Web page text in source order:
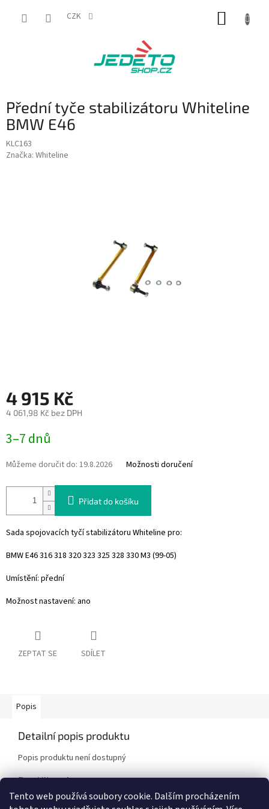
Tento web používá soubory cookie. Dalším procházením
CZK
Přední tyče stabilizátoru Whiteline
BMW E46
KLC163
Značka: Whiteline
4 915 Kč
4 061,98 Kč bez DPH
cena:
3–7 dnů
Můžeme doručit do: 19.8.2026 Možnosti doručení
Přidat do košíku
Sada spojovacích tyčí stabilizátoru Whiteline pro:
BMW E46 316 318 320 323 325 328 330 M3 (99-05)
Umístění: přední
Možnost nastavení: ano
ZEPTAT SE SDÍLET
Popis
Detailní popis produktu
Popis produktu není dostupný
Doplňkové parametry
Kategorie: Sportovní stabilizátory